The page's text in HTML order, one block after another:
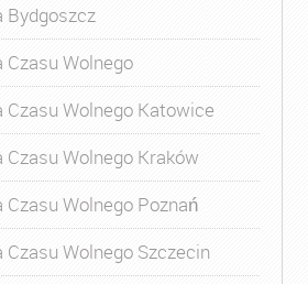
Bydgoszcz
Wolnego
Wolnego Katowice
Wolnego Kraków
Wolnego Poznań
Wolnego Szczecin